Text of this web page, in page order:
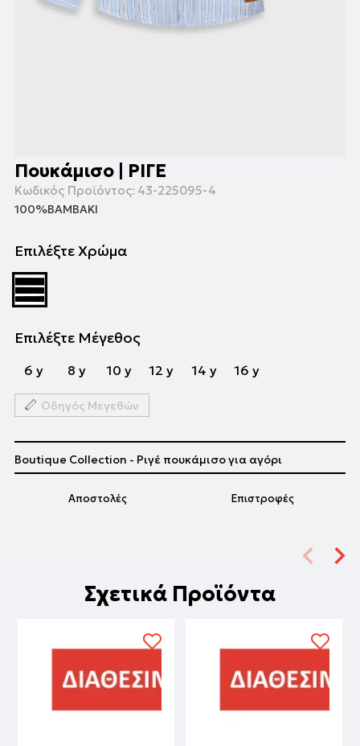
Πουκάμισο | ΡΙΓΕ
Κωδικός Προϊόντος: 43-225095-4
100%ΒΑΜΒΑΚΙ
Επιλέξτε Χρώμα
Επιλέξτε Μέγεθος
6 y 8 y 10 y 12 y 14 y 16 y
Οδηγός Μεγεθών
Αποστολές Επιστροφές
Boutique Collection - Ριγέ πουκάμισο για αγόρι
Σχετικά Προϊόντα